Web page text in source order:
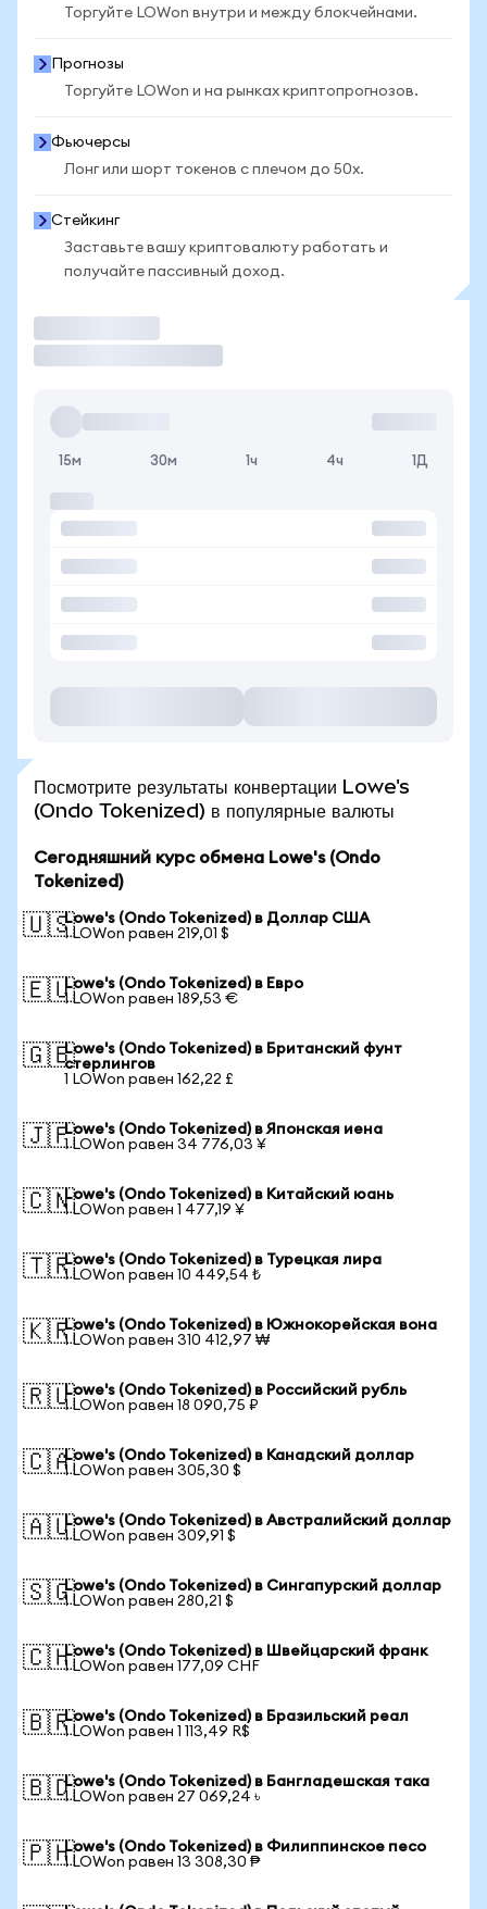
Торгуйте LOWon внутри и между блокчейнами.
Прогнозы
Торгуйте LOWon и на рынках криптопрогнозов.
Фьючерсы
Лонг или шорт токенов с плечом до 50x.
Стейкинг
Заставьте вашу криптовалюту работать и
получайте пассивный доход.
15м 30м 1ч 4ч 1Д
Посмотрите результаты конвертации Lowe's
(Ondo Tokenized) в популярные валюты
Сегодняшний курс обмена Lowe's (Ondo
Tokenized)
🇺🇸Lowe's (Ondo Tokenized) в Доллар США
1 LOWon равен 219,01 $
🇪🇺Lowe's (Ondo Tokenized) в Евро
1 LOWon равен 189,53 €
🇬🇧Lowe's (Ondo Tokenized) в Британский фунт
стерлингов
1 LOWon равен 162,22 £
🇯🇵Lowe's (Ondo Tokenized) в Японская иена
1 LOWon равен 34 776,03 ¥
🇨🇳Lowe's (Ondo Tokenized) в Китайский юань
1 LOWon равен 1 477,19 ¥
🇹🇷Lowe's (Ondo Tokenized) в Турецкая лира
1 LOWon равен 10 449,54 ₺
🇰🇷Lowe's (Ondo Tokenized) в Южнокорейская вона
1 LOWon равен 310 412,97 ₩
🇷🇺Lowe's (Ondo Tokenized) в Российский рубль
1 LOWon равен 18 090,75 ₽
🇨🇦Lowe's (Ondo Tokenized) в Канадский доллар
1 LOWon равен 305,30 $
🇦🇺Lowe's (Ondo Tokenized) в Австралийский доллар
1 LOWon равен 309,91 $
🇸🇬Lowe's (Ondo Tokenized) в Сингапурский доллар
1 LOWon равен 280,21 $
🇨🇭Lowe's (Ondo Tokenized) в Швейцарский франк
1 LOWon равен 177,09 CHF
🇧🇷Lowe's (Ondo Tokenized) в Бразильский реал
1 LOWon равен 1 113,49 R$
🇧🇩Lowe's (Ondo Tokenized) в Бангладешская така
1 LOWon равен 27 069,24 ৳
🇵🇭Lowe's (Ondo Tokenized) в Филиппинское песо
1 LOWon равен 13 308,30 ₱